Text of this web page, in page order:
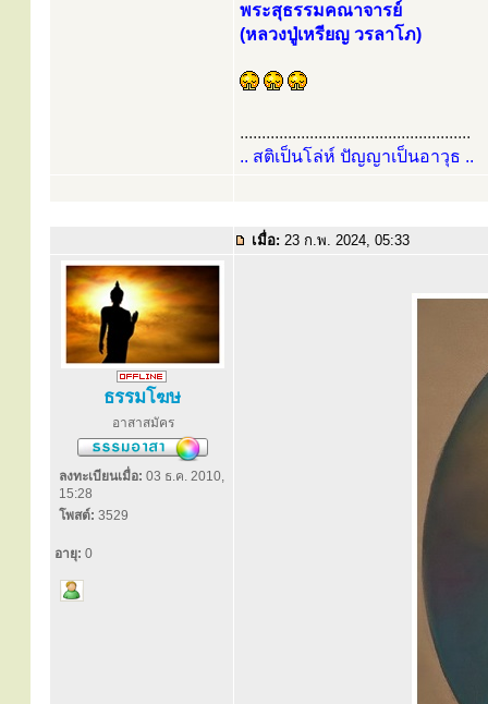
พระสุธรรมคณาจารย์
(หลวงปู่เหรียญ วรลาโภ)
.....................................................
.. สติเป็นโล่ห์ ปัญญาเป็นอาวุธ ..
เมื่อ: 23 ก.พ. 2024, 05:33
ธรรมโฆษ
อาสาสมัคร
ลงทะเบียนเมื่อ: 03 ธ.ค. 2010,
15:28
โพสต์: 3529
อายุ: 0